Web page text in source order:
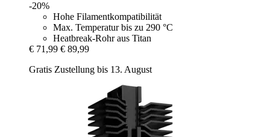
-20%
Hohe Filamentkompatibilität
Max. Temperatur bis zu 290 °C
Heatbreak-Rohr aus Titan
€ 71,99 € 89,99
Gratis Zustellung bis 13. August